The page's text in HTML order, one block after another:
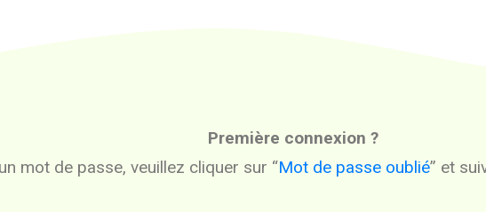
Première connexion ?
mot de passe, veuillez cliquer sur “Mot de passe oublié” et